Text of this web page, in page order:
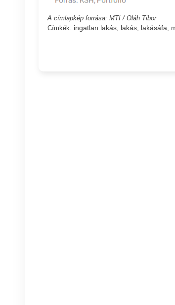
A címlapkép forrása: MTI / Oláh Tibor
Címkék: ingatlan lakás, lakás, lakásáfa